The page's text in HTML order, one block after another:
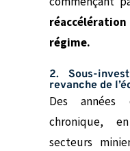
régime.
2. Sous-
revanche de
Des années
chronique,
secteurs